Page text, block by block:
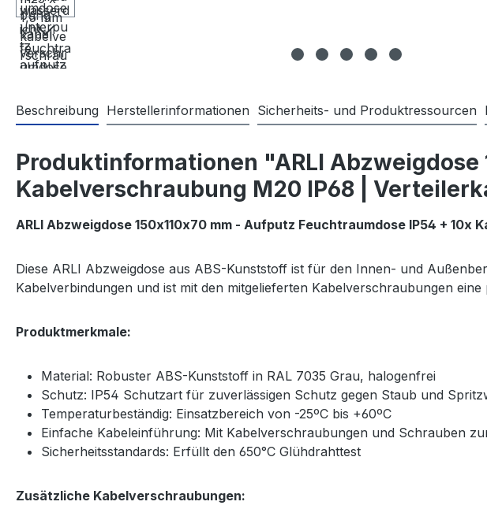
Beschreibung Herstellerinformationen Sicherheits- und Produktressourcen
Produktinformationen "ARLI Abzweigdose
Kabelverschraubung M20 IP68 |
ARLI Abzweigdose 150x110x70 mm - Aufputz Feuchtraumdose IP54 + 10x
Diese ARLI Abzweigdose aus ABS-Kunststoff ist für den Innen- und
Kabelverbindungen und ist mit den mitgelieferten Kabelverschraubungen
Produktmerkmale:
Material: Robuster ABS-Kunststoff in RAL 7035 Grau, halogenfrei
Schutz: IP54 Schutzart für zuverlässigen Schutz gegen Staub und
Temperaturbeständig: Einsatzbereich von -25ºC bis +60ºC
Einfache Kabeleinführung: Mit Kabelverschraubungen und Schrauben
Sicherheitsstandards: Erfüllt den 650°C Glühdrahttest
Zusätzliche Kabelverschraubungen: